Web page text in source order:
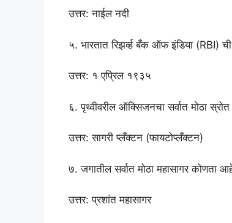
उत्तर: नाईल नदी
५. भारतात रिझर्व्ह बँक ऑफ इंडिया (RBI)
उत्तर: १ एप्रिल १९३५
६. पृथ्वीवरील ऑक्सिजनचा सर्वात मोठा
उत्तर: सागरी प्लँक्टन (फायटोप्लँक्टन)
७. जगातील सर्वात मोठा महासागर कोणता
उत्तर: प्रशांत महासागर